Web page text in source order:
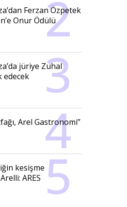
Ferzan Özpetek
Onur Ödülü
jüriye Zuhal
edecek
Arel Gastronomi”
kesişme
ARES